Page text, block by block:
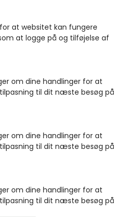
at websitet kan fungere
at logge på og tilføjelse af
om dine handlinger for at
til dit næste besøg på
om dine handlinger for at
til dit næste besøg på
om dine handlinger for at
til dit næste besøg på